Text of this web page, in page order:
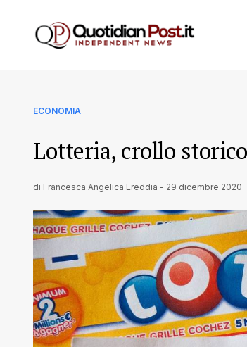
ECONOMIA
Lotteria, crollo
di Francesca Angelica Ereddia - 29 dicembre 2020